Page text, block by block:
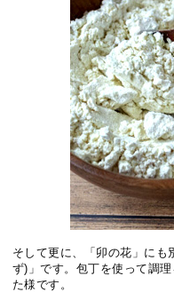
そして更に、「卯の花」にも
ず)」です。包丁を使って調
た様です。